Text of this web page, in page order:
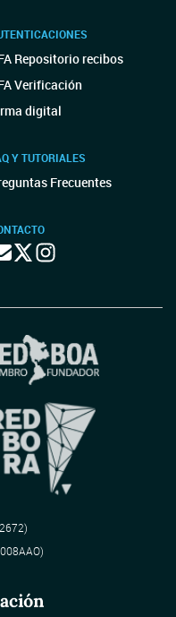
Repositorio recibos
Verificación
digital
Y TUTORIALES
Frecuentes